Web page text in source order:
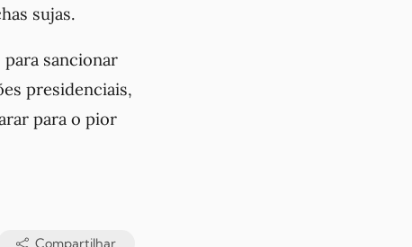
sujas.
sancionar
presidenciais,
para o pior